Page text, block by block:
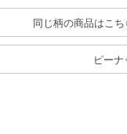
同じ柄の商品はこち
ピー